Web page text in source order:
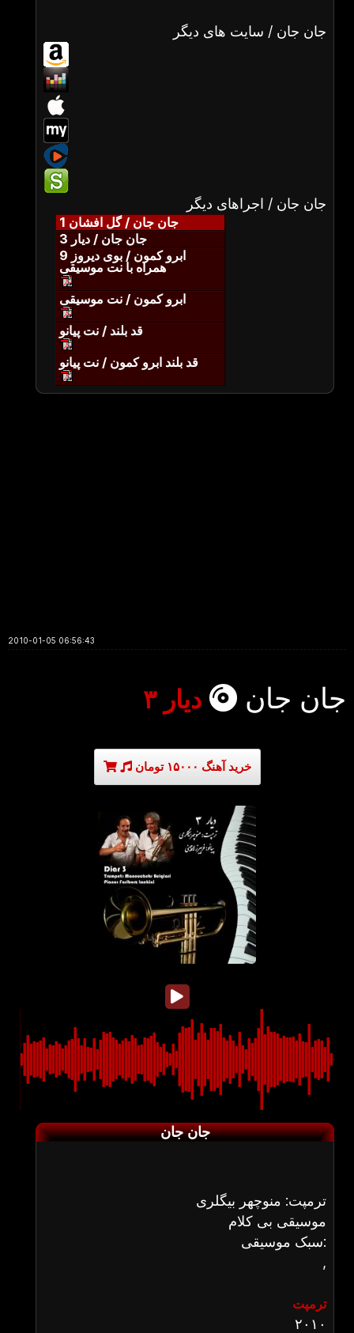
جان جان / سایت های دیگر
جان جان / اجراهای دیگر
جان جان / گل افشان 1
جان جان / دیار 3
ابرو کمون / بوی دیروز 9
همراه با نت موسیقی
ابرو کمون / نت موسیقی
قد بلند / نت پیانو
قد بلند ابرو کمون / نت پیانو
2010-01-05 06:56:43
جان جان دیار ۳
خرید آهنگ ۱۵۰۰۰ تومان
جان جان
ترمپت: منوچهر بیگلری
موسیقی بی کلام
سبک موسیقی:
,
ترمپت
۲۰۱۰